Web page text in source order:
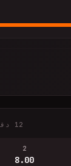
12 دقیقه پیش به روزرسانی شد
2
8.00